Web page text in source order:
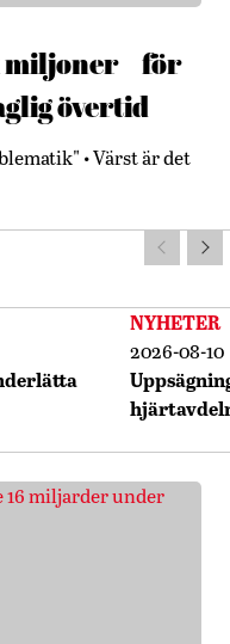
miljoner – för
övertid
• Värst är det
NYHETER
2026-08-10